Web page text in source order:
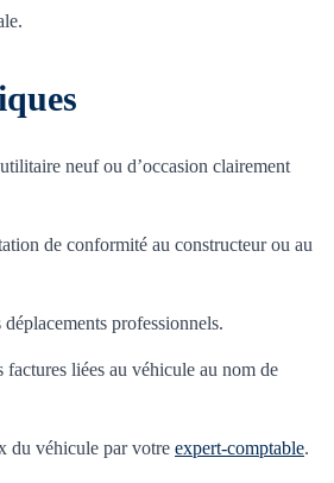
neuf ou d’occasion clairement
de conformité au constructeur ou au
professionnels.
factures liées au véhicule au nom de
du véhicule par votre expert-comptable.